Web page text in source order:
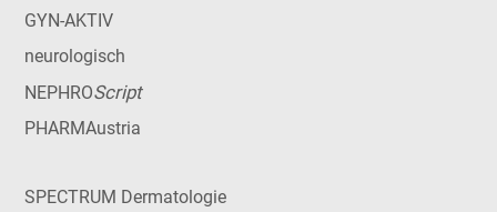
GYN-AKTIV
neurologisch
NEPHROScript
PHARMAustria
SPECTRUM Dermatologie